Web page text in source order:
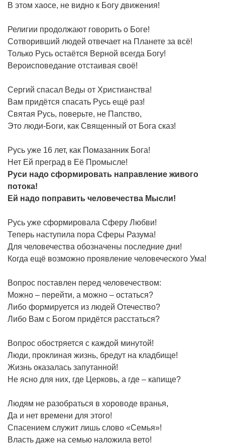
В этом хаосе, не видно к Богу движения!
Религии продолжают говорить о Боге!
Сотворивший людей отвечает на Планете за всё!
Только Русь остаётся Верной всегда Богу!
Вероисповедание отстаивая своё!
Сергий спасал Веды от Христианства!
Вам придётся спасать Русь ещё раз!
Святая Русь, поверьте, не Папство,
Это люди-Боги, как Священный от Бога сказ!
Русь уже 16 лет, как Помазанник Бога!
Нет Ей преград в Её Промысле!
Руси надо сформировать направление живого
потока!
Ей надо поправить человечества Мысли!
Русь уже сформировала Сферу Любви!
Теперь наступила пора Сферы Разума!
Для человечества обозначены последние дни!
Когда ещё возможно проявление человеческого Ума!
Вопрос поставлен перед человечеством:
Можно – перейти, а можно – остаться?
Либо формируется из людей Отечество?
Либо Вам с Богом придётся расстаться?
Вопрос обостряется с каждой минутой!
Люди, проклиная жизнь, бредут на кладбище!
Жизнь оказалась запутанной!
Не ясно для них, где Церковь, а где – капище?
Людям не разобраться в хороводе вранья,
Да и нет времени для этого!
Спасением служит лишь слово «Семья»!
Власть даже на семью наложила вето!